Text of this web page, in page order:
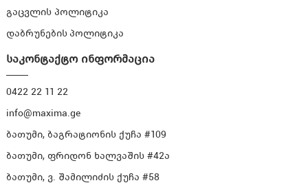
გაცვლის პოლიტიკა
დაბრუნების პოლიტიკა
საკონტაქტო ინფორმაცია
0422 22 11 22
info@maxima.ge
ბათუმი, ბაგრატიონის ქუჩა #109
ბათუმი, ფრიდონ ხალვაშის #42ა
ბათუმი, ვ. შამილიძის ქუჩა #58